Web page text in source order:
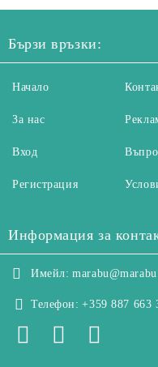
Бързи връзки:
Начало
За нас
Вход
Регистрация
Информация за
Имейл:
Телефон: +359 887 663